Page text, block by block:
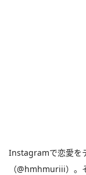
Instagramで恋愛を
（@hmhmuriii）。